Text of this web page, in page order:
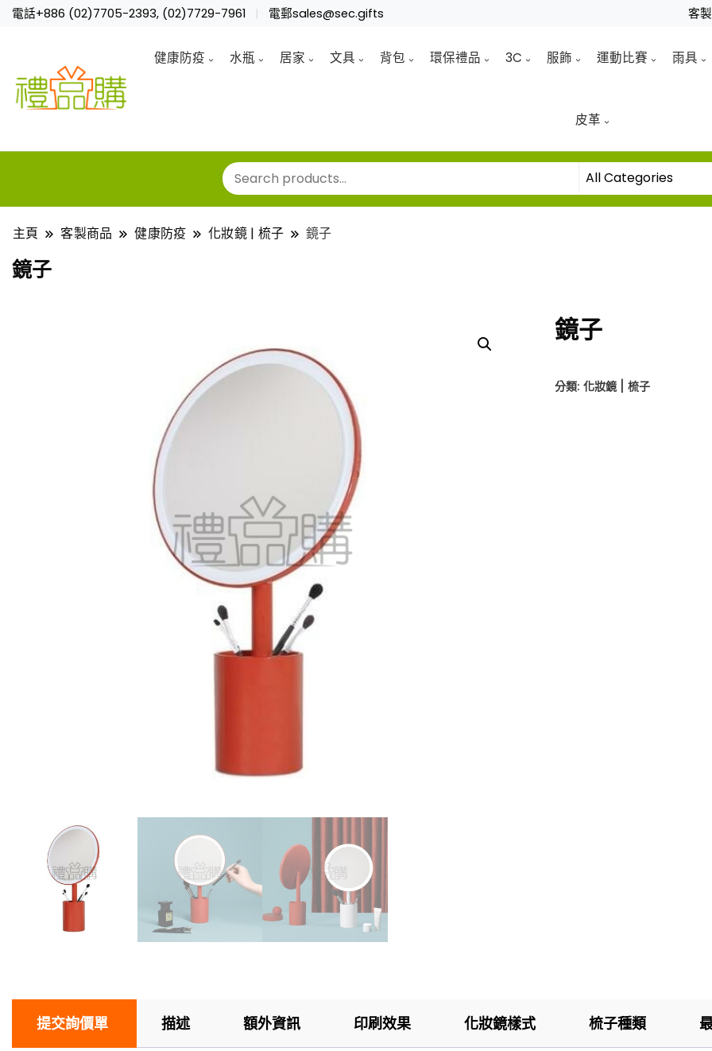
電話+886 (02)7705-2393, (02)7729-7961 電郵sales@sec.gifts 客
健康防疫 水瓶 居家 文具 背包 環保禮品 3C 服飾 運動比賽 雨具
皮革
主頁 客製商品 健康防疫 化妝鏡 | 梳子 鏡子
鏡子
鏡子
分類:化妝鏡 | 梳子
提交詢價單 描述 額外資訊 印刷效果 化妝鏡樣式 梳子種類